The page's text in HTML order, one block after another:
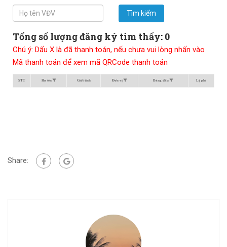
Tìm kiếm
Tổng số lượng đăng ký tìm thấy: 0
Chú ý: Dấu X là đã thanh toán, nếu chưa vui lòng nhấn vào
Mã thanh toán để xem mã QRCode thanh toán
STT Họ tên Giới tính Đơn vị Bảng đấu Lệ phí
Share: